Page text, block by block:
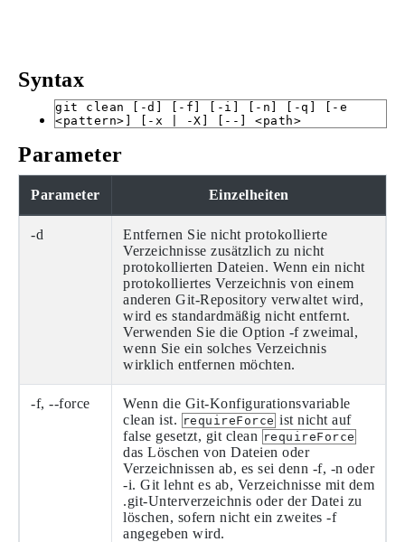
Syntax
git clean [-d] [-f] [-i] [-n] [-q] [-e
<pattern>] [-x | -X] [--] <path>
Parameter
Parameter Einzelheiten
-d
Entfernen Sie nicht protokollierte
Verzeichnisse zusätzlich zu nicht
protokollierten Dateien. Wenn ein nicht
protokolliertes Verzeichnis von einem
anderen Git-Repository verwaltet wird,
wird es standardmäßig nicht entfernt.
Verwenden Sie die Option -f zweimal,
wenn Sie ein solches Verzeichnis
wirklich entfernen möchten.
-f, --force
Wenn die Git-Konfigurationsvariable
clean ist. requireForce ist nicht auf
false gesetzt, git clean requireForce
das Löschen von Dateien oder
Verzeichnissen ab, es sei denn -f, -n oder
-i. Git lehnt es ab, Verzeichnisse mit dem
.git-Unterverzeichnis oder der Datei zu
löschen, sofern nicht ein zweites -f
angegeben wird.